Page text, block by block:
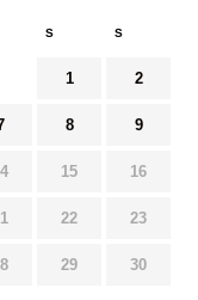
S S
1 2
8 9
15 16
22 23
29 30